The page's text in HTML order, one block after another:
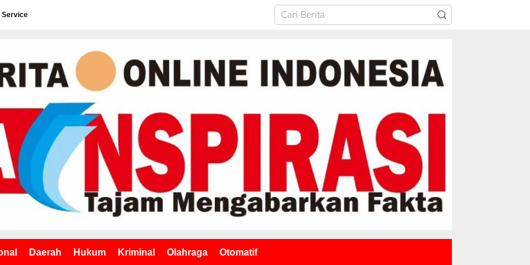
Service
Daerah Hukum Kriminal Olahraga Otomatif